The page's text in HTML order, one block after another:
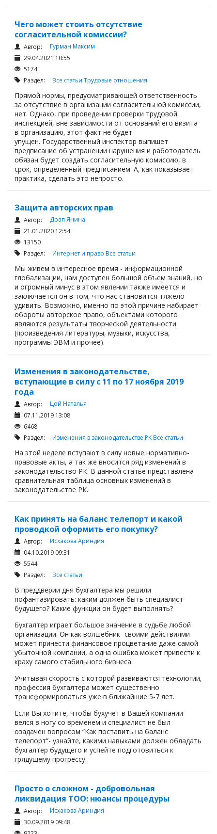
Чего может стоить отсутствие
согласительной комиссии?
Автор:
Гурман Максим
29.04.2021 10:55
5174
Раздел: Все статьи Трудовые отношения
Прямой нормы, предусматривающей ответственность
за отсутствие в организации согласительной комиссии,
нет. Однако, при проведении проверки трудовой
инспекцией, вне зависимости от оснований его визита
в организацию, этот факт не будет
упущен. Государственный инспектор выпишет
предписание об устранении нарушения и работодатель
обязан будет создать согласительную комиссию, в
срок, определенный предписанием. А, как показывает
практика, сделать это непросто.
Защита авторских прав
Автор:
Драп Янина
21.01.2020 12:54
13150
Раздел: Интернет и право Все статьи
Мы живем в интересное время - информационной
глобализации, нам доступен большой объем знаний, но
и огромный минус в этом явлении также имеется и
заключается он в том, что нас становится тяжело
удивить. Возможно, именно по этой причине набирает
обороты авторское право, объектами которого
являются результаты творческой деятельности
(произведения литературы, музыки, искусства,
программы ЭВМ и прочее).
Изменения в законодательстве,
вступающие в силу с 11 по 17 ноября 2019
года
Автор:
Цой Наталья
07.11.2019 13:08
6468
Раздел: Изменения в законодательстве РКВсе статьи
На этой неделе вступают в силу новые нормативно-
правовые акты, а так же вносится ряд изменений в
законодательство РК. В данной статье представлена
сравнительная таблица основных изменений в
законодательстве РК.
Как принять на баланс телепорт и какой
проводкой оформить его покупку?
Автор:
Исхакова Ариндия
04.10.2019 09:31
5544
Раздел: Все статьи
В преддверии дня бухгалтера мы решили
пофантазировать: каким должен быть специалист
будущего? Какие функции он будет выполнять?
Бухгалтер играет большое значение в судьбе любой
организации. Он как волшебник- своими действиями
может принести финансовое процветание даже самой
убыточной компании, а одна ошибка может привести к
краху самого стабильного бизнеса.
Учитывая скорость с которой развиваются технологии,
профессия бухгалтера может существенно
трансформироваться уже в ближайшие 5-7 лет.
Если Вы хотите, чтобы бухучет в Вашей компании
велся в ногу со временем и специалист не был
озадачен вопросом “Как поставить на баланс
телепорт”- узнайте, какими навыками должен обладать
бухгалтер будущего и успейте подготовиться к
грядущему прогрессу.
Просто о сложном - добровольная
ликвидация ТОО: нюансы процедуры
Автор:
Исхакова Ариндия
30.09.2019 09:48